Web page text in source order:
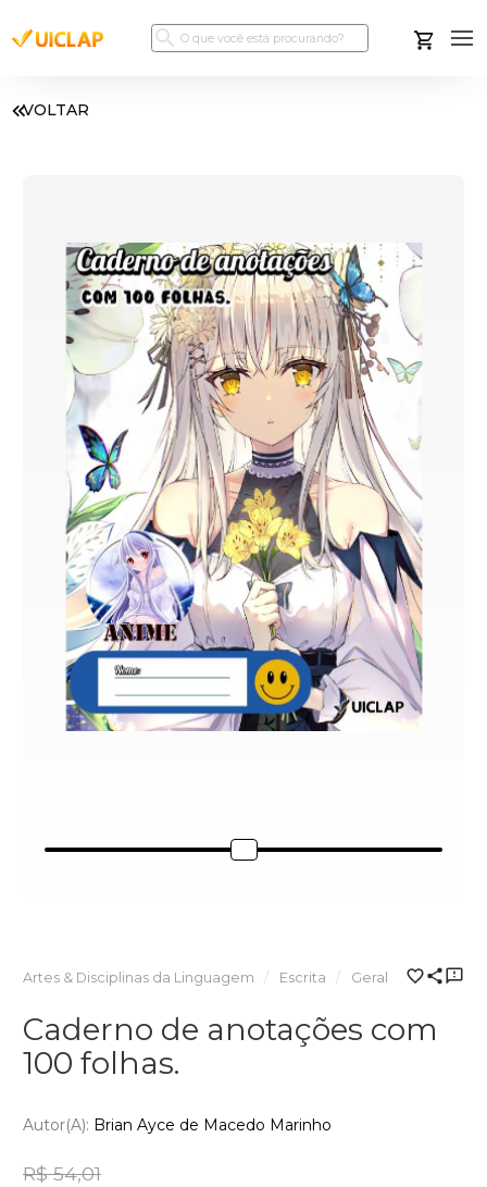
VOLTAR
Artes & Disciplinas da Linguagem Escrita Geral
Caderno de anotações com
100 folhas.
Autor(a): Brian Ayce de Macedo Marinho
R$ 54,01